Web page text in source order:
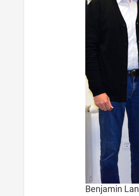
Benjamin